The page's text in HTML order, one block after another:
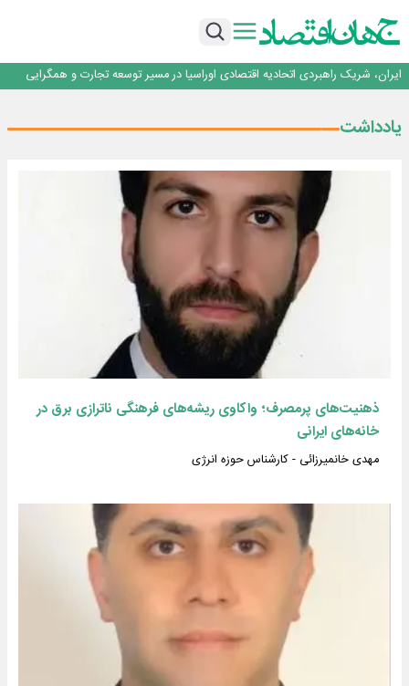
برگزاری آیین نکوداشت فعالان مواکب مرز شلمچه توسط شهرداری منطقه یک
منطقه‌ای
بانک تجارت، تأمین‌کننده مالی پروژه بازسازی فازهای ۴ و ۵ پارس حنوبی
برنده این رقابت داستان‌نویسی، انسان نبود!
برگزاری آیین نکوداشت فعالان مواکب مرز شلمچه توسط شهرداری منطقه یک
یادداشت
ذهنیت‌های پرمصرف؛ واکاوی ریشه‌های فرهنگی ناترازی برق در
خانه‌های ایرانی
مهدی خانمیرزائی - کارشناس حوزه انرژی